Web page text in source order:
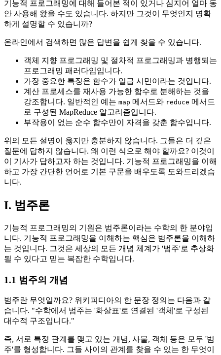
기능적 프로그래밍에 대해 들어본 적이 있거나 심지어 얼마 동
안 사용해 왔을 수도 있습니다. 하지만 그것이 무엇인지 명확
하게 설명할 수 있습니까?
온라인에서 검색하면 많은 답변을 쉽게 찾을 수 있습니다.
객체 지향 프로그래밍 및 절차적 프로그래밍과 병행되는
프로그래밍 패러다임입니다.
가장 중요한 특징은 함수가 일급 시민이라는 것입니다.
계산 프로세스를 재사용 가능한 함수로 분해하는 것을
강조합니다. 일반적인 예는 map 메서드와 reduce 메서드
로 구성된 MapReduce 알고리즘입니다.
부작용이 없는 순수 함수만이 자격을 갖춘 함수입니다.
위의 모든 설명이 옳지만 충분하지 않습니다. 그들은 더 깊은
질문에 답하지 않습니다. 왜 이런 식으로 해야 할까요? 이것이
이 기사가 답하고자 하는 것입니다. 기능적 프로그래밍을 이해
하고 가장 간단한 언어로 기본 구문을 배우도록 도와드리겠습
니다.
I. 범주론
기능적 프로그래밍의 기원은 범주론이라는 수학의 한 분야입
니다. 기능적 프로그래밍을 이해하는 핵심은 범주론을 이해하
는 것입니다. 그것은 세상의 모든 개념 체계가 '범주'로 추상화
될 수 있다고 믿는 복잡한 수학입니다.
1.1 범주의 개념
범주란 무엇일까요? 위키피디아의 한 문장 정의는 다음과 같
습니다. "수학에서 범주는 '화살표'로 연결된 '객체'로 구성된
대수적 구조입니다."
즉, 서로 특정 관계를 맺고 있는 개념, 사물, 객체 등은 모두 '범
주'를 형성합니다. 그들 사이의 관계를 찾을 수 있는 한 무엇이